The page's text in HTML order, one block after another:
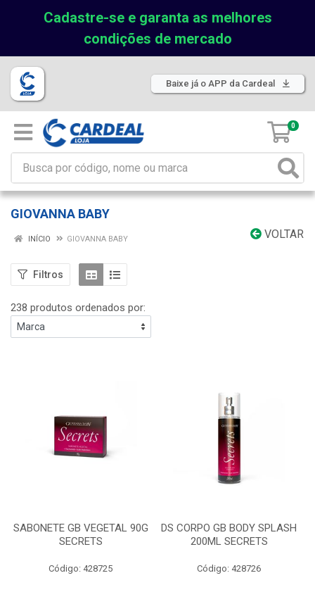
Cadastre-se e garanta as melhores
condições de mercado
Baixe já o APP da Cardeal
0
GIOVANNA BABY
VOLTAR
INÍCIO GIOVANNA BABY
Filtros
238 produtos ordenados por:
SABONETE GB VEGETAL 90G
SECRETS
Código: 428725
DS CORPO GB BODY SPLASH
200ML SECRETS
Código: 428726